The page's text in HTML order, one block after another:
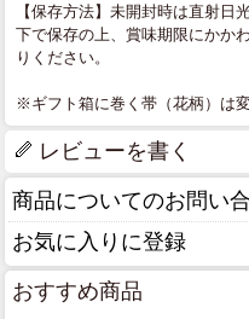
【保存方法】未開封時は直射
下で保存の上、賞味期限にかか
りください。
※ギフト箱に巻く帯（花柄）は
レビューを書く
商品についてのお問い
お気に入りに登録
おすすめ商品